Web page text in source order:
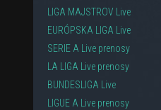
LIGA MAJSTROV Live
EURÓPSKA LIGA Live
SERIE A Live prenosy
LA LIGA Live prenosy
BUNDESLIGA Live
LIGUE A Live prenosy